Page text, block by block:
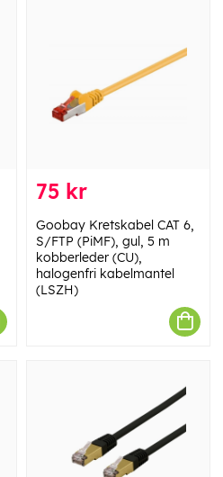
75 kr
Goobay Kretskabel CAT 6,
S/FTP (PiMF), gul, 5 m
kobberleder (CU),
halogenfri kabelmantel
(LSZH)